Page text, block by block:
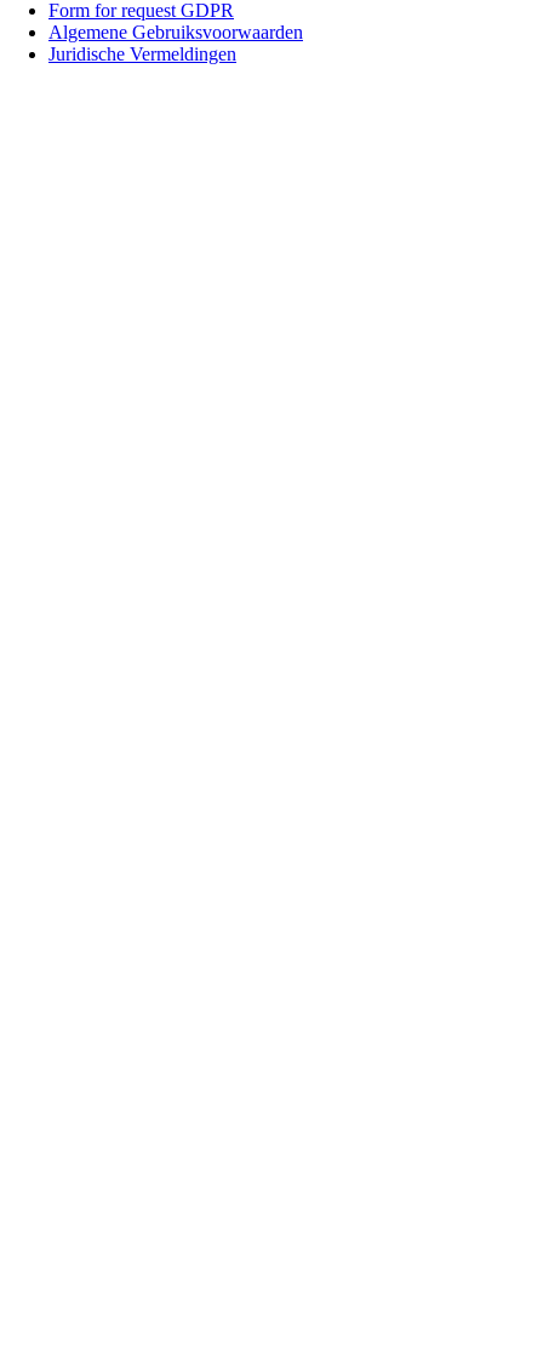
Form for request GDPR
Algemene Gebruiksvoorwaarden
Juridische Vermeldingen